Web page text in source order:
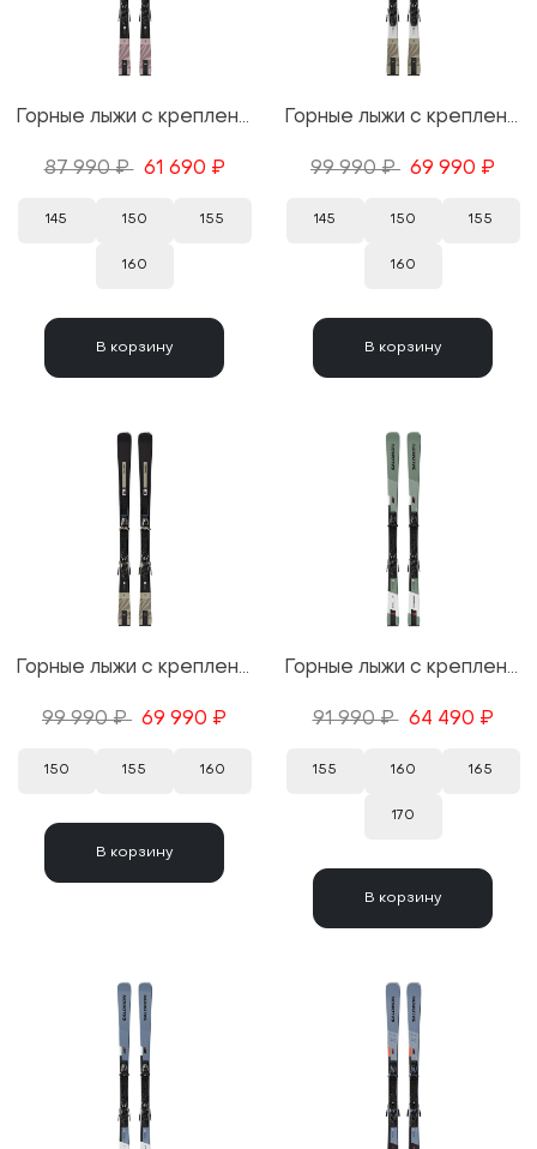
Горные лыжи с креплениями Salomon S/Max №8 + M10 GW 25/26
87 990 ₽ 61 690 ₽
145 150 155
160
В корзину
Горные лыжи с креплениями Salomon S/Max №10 Silver + M10 GW 25/26
99 990 ₽ 69 990 ₽
145 150 155
160
В корзину
Горные лыжи с креплениями Salomon S/Max №10 Black + M10 GW 25/26
99 990 ₽ 69 990 ₽
150 155 160
В корзину
Горные лыжи с креплениями Salomon S/Max 8 + M 10 GW 25/26
91 990 ₽ 64 490 ₽
155 160 165
170
В корзину